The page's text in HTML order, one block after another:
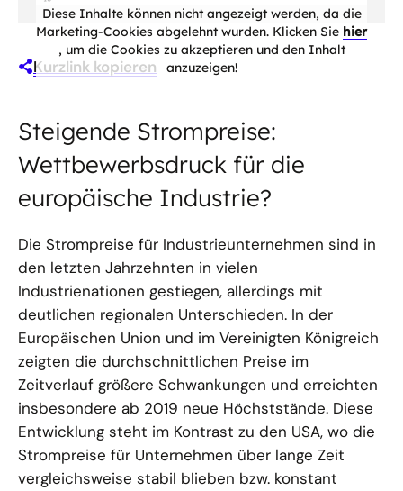
Diese Inhalte können nicht angezeigt werden, da die
Marketing-Cookies abgelehnt wurden. Klicken Sie hier
, um die Cookies zu akzeptieren und den Inhalt
anzuzeigen!
Kurzlink kopieren
Steigende Strompreise:
Wettbewerbsdruck für die
europäische Industrie?
Die Strompreise für Industrieunternehmen sind in
den letzten Jahrzehnten in vielen
Industrienationen gestiegen, allerdings mit
deutlichen regionalen Unterschieden. In der
Europäischen Union und im Vereinigten Königreich
zeigten die durchschnittlichen Preise im
Zeitverlauf größere Schwankungen und erreichten
insbesondere ab 2019 neue Höchststände. Diese
Entwicklung steht im Kontrast zu den USA, wo die
Strompreise für Unternehmen über lange Zeit
vergleichsweise stabil blieben bzw. konstant